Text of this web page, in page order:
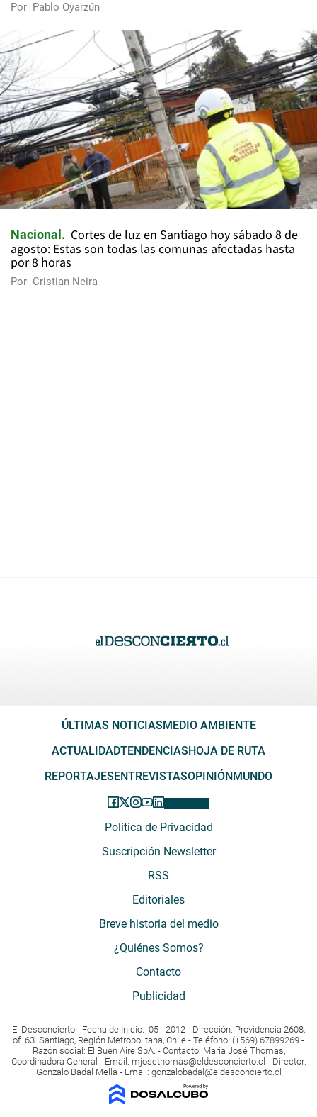
Por Pablo Oyarzún
Nacional
Cortes de luz en Santiago hoy sábado 8 de
agosto: Estas son todas las comunas afectadas hasta
por 8 horas
Por Cristian Neira
ÚLTIMAS NOTICIASMEDIO AMBIENTE
ACTUALIDADTENDENCIASHOJA DE RUTA
REPORTAJESENTREVISTASOPINIÓNMUNDO
Política de Privacidad
Suscripción Newsletter
RSS
Editoriales
Breve historia del medio
¿Quiénes Somos?
Contacto
Publicidad
El Desconcierto - Fecha de Inicio: 05 - 2012 - Dirección: Providencia 2608,
of. 63. Santiago, Región Metropolitana, Chile - Teléfono: (+569) 67899269 -
Razón social: El Buen Aire SpA. - Contacto: María José Thomas,
Coordinadora General - Email: mjosethomas@eldesconcierto.cl - Director:
Gonzalo Badal Mella - Email: gonzalobadal@eldesconcierto.cl